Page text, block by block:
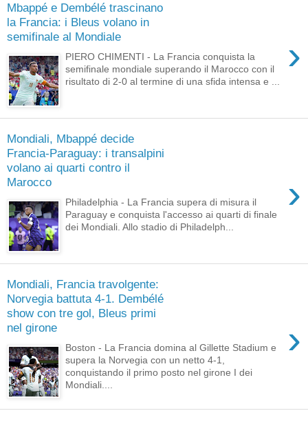
Mbappé e Dembélé trascinano
la Francia: i Bleus volano in
semifinale al Mondiale
›
PIERO CHIMENTI - La Francia conquista la
semifinale mondiale superando il Marocco con il
risultato di 2-0 al termine di una sfida intensa e ...
Mondiali, Mbappé decide
Francia-Paraguay: i transalpini
volano ai quarti contro il
Marocco
›
Philadelphia - La Francia supera di misura il
Paraguay e conquista l'accesso ai quarti di finale
dei Mondiali. Allo stadio di Philadelph...
Mondiali, Francia travolgente:
Norvegia battuta 4-1. Dembélé
show con tre gol, Bleus primi
nel girone
›
Boston - La Francia domina al Gillette Stadium e
supera la Norvegia con un netto 4-1,
conquistando il primo posto nel girone I dei
Mondiali....